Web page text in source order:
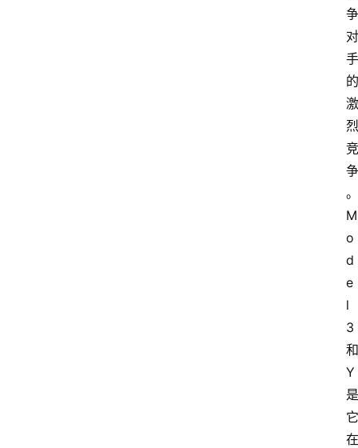
争
对
手
的
激
烈
竞
争
。
M
o
d
e
l
3
和
Y
是
它
在